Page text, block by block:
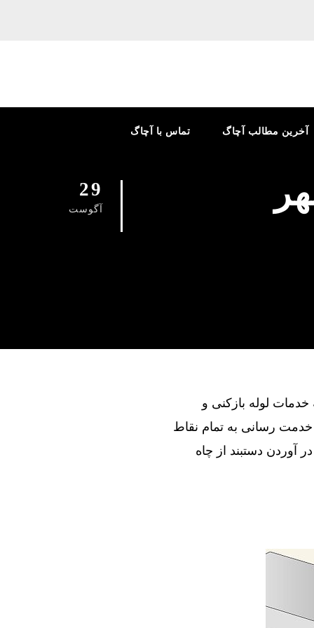
تماس با آچاگ آخرین مطالب آچاگ
29
آگوست
در ارائه خدمات لوله بازکنی و
خدمت رسانی به تمام نقاط
آوردن دستبند از چاه